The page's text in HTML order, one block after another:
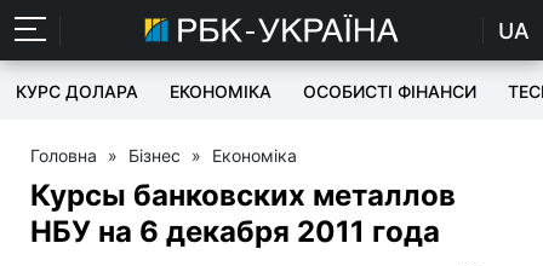
UA
КУРС ДОЛАРА ЕКОНОМІКА ОСОБИСТІ ФІНАНСИ
Головна » Бізнес » Економіка
Курсы банковских металлов
НБУ на 6 декабря 2011 года